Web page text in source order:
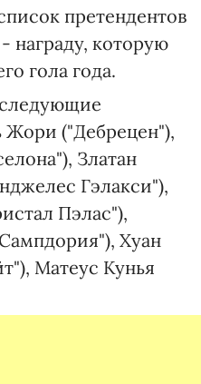
претендентов
награду, которую
гола года.
("Дебрецен"),
Златан
Гэлакси"),
Пэлас"),
Хуан
Матеус Кунья